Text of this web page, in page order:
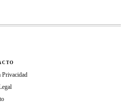
Privacidad